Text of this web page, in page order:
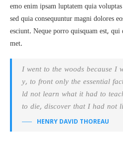
emo enim ipsam luptatem quia
sed quia consequuntur magni dolores
esciunt. Neque porro quisquam est,
met.
I went to the woods because I
y, to front only the essential
ld not learn what it had to
to die, discover that I had not
HENRY DAVID THOREAU